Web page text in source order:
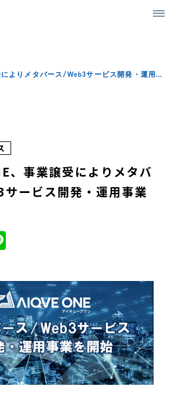
AIQVE ONE、事業譲受によりメタバース/Web3サービス開発・運用事業を開始
、事業譲受によりメタバ
ービス開発・運用事業